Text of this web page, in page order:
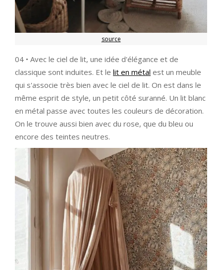
source
04 • Avec le ciel de lit, une idée d'élégance et de
classique sont induites. Et le lit en métal est un meuble
qui s'associe très bien avec le ciel de lit. On est dans le
même esprit de style, un petit côté suranné. Un lit blanc
en métal passe avec toutes les couleurs de décoration.
On le trouve aussi bien avec du rose, que du bleu ou
encore des teintes neutres.